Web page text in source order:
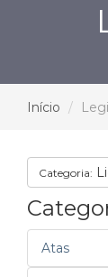
Início
Categoria:
Atas